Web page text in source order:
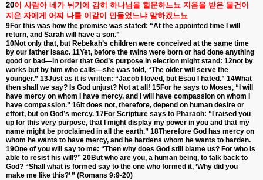
20이 사람아 네가 뉘기에 감히 하나님을 힐문하느뇨 지음을 받은 물건이
지은 자에게 어찌 나를 이같이 만들었느냐 말하겠느뇨
9For this was how the promise was stated: “At the appointed time I will
return, and Sarah will have a son.”
10Not only that, but Rebekah’s children were conceived at the same time
by our father Isaac. 11Yet, before the twins were born or had done anything
good or bad—in order that God’s purpose in election might stand: 12not by
works but by him who calls—she was told, “The older will serve the
younger.” 13Just as it is written: “Jacob I loved, but Esau I hated.” 14What
then shall we say? Is God unjust? Not at all! 15For he says to Moses, “I will
have mercy on whom I have mercy, and I will have compassion on whom I
have compassion.” 16It does not, therefore, depend on human desire or
effort, but on God’s mercy. 17For Scripture says to Pharaoh: “I raised you
up for this very purpose, that I might display my power in you and that my
name might be proclaimed in all the earth.” 18Therefore God has mercy on
whom he wants to have mercy, and he hardens whom he wants to harden.
19One of you will say to me: “Then why does God still blame us? For who is
able to resist his will?” 20But who are you, a human being, to talk back to
God? “Shall what is formed say to the one who formed it, ‘Why did you
make me like this?’ ” (Romans 9:9-20)